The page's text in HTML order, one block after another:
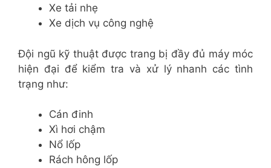
Xe tải nhẹ
Xe dịch vụ công nghệ
Đội ngũ kỹ thuật được trang bị đầy đủ máy móc
hiện đại để kiểm tra và xử lý nhanh các tình
trạng như:
Cán đinh
Xì hơi chậm
Nổ lốp
Rách hông lốp